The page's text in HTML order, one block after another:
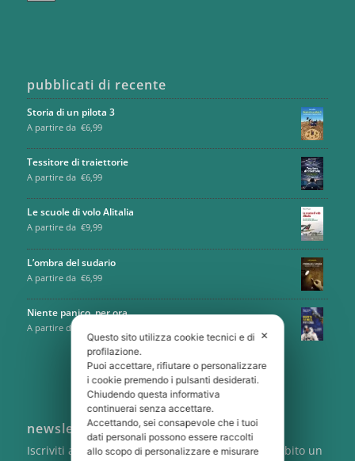
pubblicati di recente
Storia di un pilota 3
A partire da €6,99
Tessitore di traiettorie
A partire da €6,99
Le scuole di volo Alitalia
A partire da €9,99
L’ombra del sudario
A partire da €6,99
Niente panico, per ora
A partire da
newsletter
Iscriviti alla newsletter di Cartabianca e ricevi subito un
✕
Questo sito utilizza cookie tecnici e di
profilazione.
Puoi accettare, rifiutare o personalizzare
i cookie premendo i pulsanti desiderati.
Chiudendo questa informativa
continuerai senza accettare.
Accettando, sei consapevole che i tuoi
dati personali possono essere raccolti
allo scopo di personalizzare e misurare